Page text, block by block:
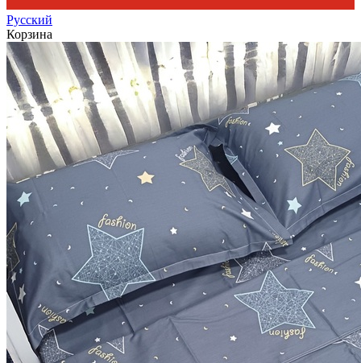
Русский
Корзина